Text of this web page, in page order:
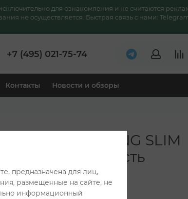
для ознакомления и не считаются
не осуществляется. Быстрая связь с нами:
+7 (495) 021-75-74
Контакты Новости и обзоры
CHEW STRONG SLIM
- Мятная свежесть
цена: 549 ₽
цена: 449 ₽
предназначена для лиц,
размещенные на сайте, не
информационный